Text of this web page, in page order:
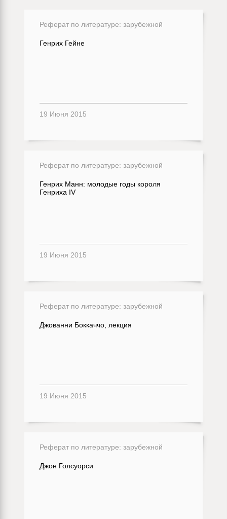
Реферат по литературе: зарубежной
Генрих Гейне
19 Июня 2015
Реферат по литературе: зарубежной
Генрих Манн: молодые годы короля
Генриха IV
19 Июня 2015
Реферат по литературе: зарубежной
Джованни Боккаччо, лекция
19 Июня 2015
Реферат по литературе: зарубежной
Джон Голсуорси